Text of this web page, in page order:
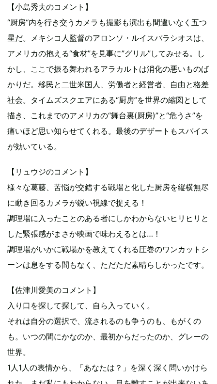
【小島秀夫のコメント】
“厨房“内を行き交うカメラも撮影も演出も間違いなく五つ
星だ。メキシコ人監督のアロンソ・ルイスパラシオスは、
アメリカの抱える“食材”を見事に”グリル”してみせる。し
かし、ここで振る舞われるアラカルトは消化の悪いものば
かりだ。移民と二世米国人、労働者と経営者、自由と格差
社会。タイムズスクエアにある“厨房”を世界の縮図として
描き、これまでのアメリカの“舞台裏(厨房)”と“危うさ”を
痛いほど思い知らせてくれる。最後のデザートもスパイス
が効いている。
【リュウジのコメント】
様々な葛藤、苦悩が交錯する戦場と化した厨房を縦横無尽
に動き回るカメラが鋭い視線で捉える！
調理場に入ったことのある者にしかわからないヒリヒリと
した緊張感がまさか映画で味わえるとは…！
調理場がいかに戦場かを教えてくれる圧巻のワンカットシ
ーンは息をする間もなく、ただただ素晴らしかったです。
【佐津川愛美のコメント】
入り口を探して探して、自ら入っていく。
それは自分の選択で、流されるのも争うのも、もがくの
も。いつの間にかなのか、最初からだったのか、グレーの
世界。
1人1人の表情から、「あなたは？」を深く深く問いかけら